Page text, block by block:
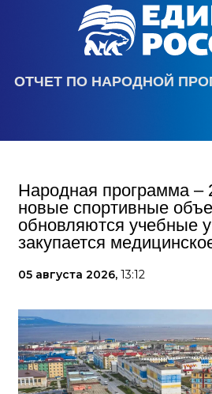
ОТЧЕТ ПО НАРОДНОЙ
Народная программа –
новые спортивные
обновляются учебные
закупается
05 августа 2026, 13:12